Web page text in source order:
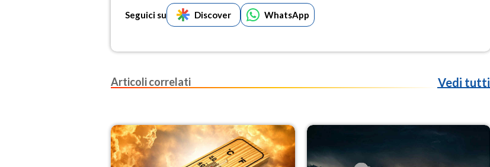
Seguici su Discover WhatsApp
Articoli correlati Vedi tutti